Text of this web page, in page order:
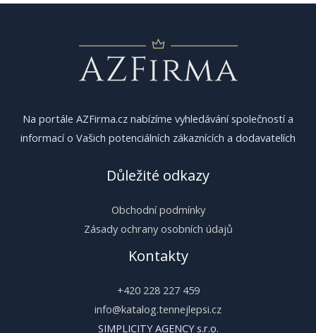
Na portále AZFirma.cz nabízíme vyhledávání společností a
informací o Vašich potenciálních zákaznících a dodavatelích
Důležité odkazy
Obchodní podmínky
Zásady ochrany osobních údajů
Kontakty
+420 228 227 459
info@katalog.tennejlepsi.cz
SIMPLICITY AGENCY s.r.o.